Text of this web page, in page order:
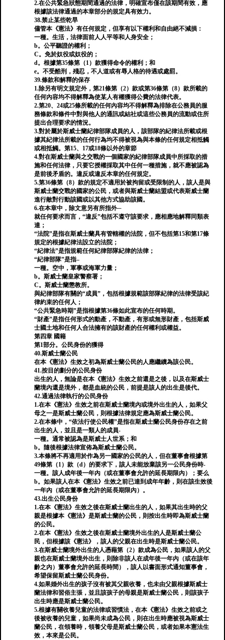
2.在公共緊急狀態期間通過的法律，明確宣布僅在該期間有效，應
根據該法律通過的本章部分的規定具有效力。
38.禁止某些乾旱
儘管本《憲法》有任何規定，但享有以下權利和自由絕不減損：
一種。生活，法律面前人人平等和人身安全；
b。公平聽證的權利；
C。免於奴役或奴役的；
d。根據第35條第（1）款獲得命令的權利；和
e。不受酷刑，殘忍，不人道或有辱人格的待遇或處罰。
39.條款和解釋的保存
1.除另有明文規定外，第21條第（2）款或第36條第（8）款所載的
任何內容均不得解釋為使某人有權獲得公費的法律代表。
2.第20、24或25條所載的任何內容均不得解釋為排除在公務員的服
務條款和條件中對與他人的通訊或結社或這些公務員的流動或住所
提出合理要求的情況。
3.對於屬於斯威士蘭紀律部隊成員的人，該部隊的紀律法所載或根
據其紀律法所載的任何行為均不得被視為與本條的任何規定相抵觸
或相抵觸。第15、17或18條以外的章節
4.對在斯威士蘭與之交戰的一個國家的紀律部隊成員中所採取的措
施和任何法律，只要它授權採取其中任何一種措施，就不應被認為
是前後矛盾的。違反或違反本章的任何規定。
5.第36條第（8）款的規定不適用於被拘留或受限制的人，該人是與
斯威士蘭交戰的國家的公民，或者與斯威士蘭結盟或代表斯威士蘭
進行敵對行動該國或以其他方式協助該國。
6.在本章中，除文意另有所指外─
就任何要求而言，“違反”包括不遵守該要求，應相應地解釋同類表
達；
“法院”是指在斯威士蘭具有管轄權的法院，但不包括第15和第17條
規定的根據紀律法設立的法院；
“紀律法”是指規範任何紀律部隊紀律的法律；
“紀律部隊”是指–
一種。空中，軍事或海軍力量；
b。斯威士蘭皇家警察署；
C。斯威士蘭懲教所。
與紀律部隊有關的“成員”，包括根據規範該部隊紀律的法律受該紀
律約束的任何人；
“公共緊急時期”是指根據第36條如此宣布的任何時期。
“財產”是指任何形式的動產，不動產，有形或無形財產，包括斯威
士國土地和任何人合法擁有的該財產的任何權利或權益。
第四章 國籍
第1部分。公民身份的獲得
40.斯威士蘭公民
在本《憲法》生效之初為斯威士蘭公民的人應繼續為該公民。
41.按目的劃分的公民身份
出生的人，無論是在本《憲法》生效之前還是之後，以及在斯威士
蘭境內還是境外，都是血統的公民，前提是該人的出生是後代。
42.通過法律執行的公民身份
1.在本《憲法》生效之前在斯威士蘭境內或境外出生的人，如果父
母之一是斯威士蘭公民，則根據法律規定應為斯威士蘭公民。
2.在本條中，“依法行使公民權”是指在斯威士蘭公民身份存在之前
出生的人，並且是一類人的成員-
一種。通常被認為是斯威士人世系；和
b。隨後根據法律宣佈為斯威士蘭公民。
3.本條將不再適用於作為另一國家的公民的人，但在董事會根據第
49條第（1）款（d）的要求下，該人未能放棄該另一公民身份時-
一種。該人成年後一年內（或在董事會允許的延長期限內）；要么
b。如果該人在本《憲法》生效之前已達到成年年齡，則在該生效後
一年內（或在董事會允許的延長期限內）。
43.出生公民身份
1.在本《憲法》生效之後在斯威士蘭出生的人，如果其出生時的父
親是根據本《憲法》是斯威士蘭的公民，則按出生時即為斯威士蘭
的公民。
2.在本《憲法》生效之後在斯威士蘭境外出生的人是斯威士蘭公
民，但根據該《憲法》，該人的父親在出生時是斯威士蘭公民。
3.在斯威士蘭境外出生的人憑藉第（2）款成為公民，如果該人的父
親也在斯威士蘭境外出生，則除非該人在成年後一年內（或在該年
齡之內）董事會允許的延長時間），該人以書面形式通知董事會，
希望保留斯威士蘭公民身份。
4.如果婚外出生的孩子沒有被其父親收養，也未由父親根據斯威士
蘭法律和習俗主張，並且該孩子的母親是斯威士蘭公民，則該孩子
出生時應是斯威士蘭公民。
5.根據有關收養兒童的法律或習慣法，在本《憲法》生效之前或之
後被收養的兒童，如果尚未成為公民，則在出生時應被視為斯威士
蘭公民，在領養時，領養父母是斯威士蘭公民，或者如果本憲法生
效，本來是公民。